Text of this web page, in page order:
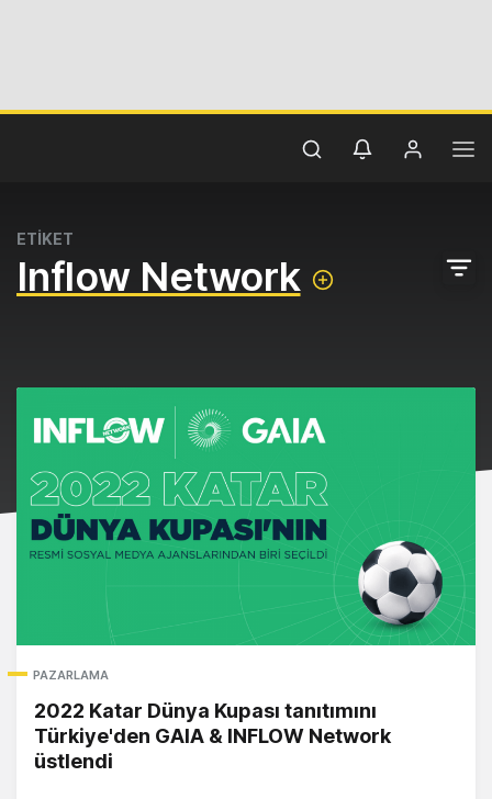
ETİKET
Inflow Network
PAZARLAMA
2022 Katar Dünya Kupası tanıtımını
Türkiye'den GAIA & INFLOW Network
üstlendi